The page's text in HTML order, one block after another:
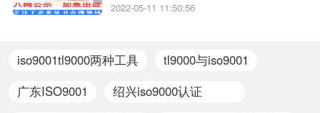
ppp资质与aaa资质区别、ISO20000认证需要准
证的区别知识，详情可查看下方正文！
2022-05-11 11:50:56
iso9001tl9000两种工具
tl9000与iso9001
广东ISO9001
绍兴iso9000认证